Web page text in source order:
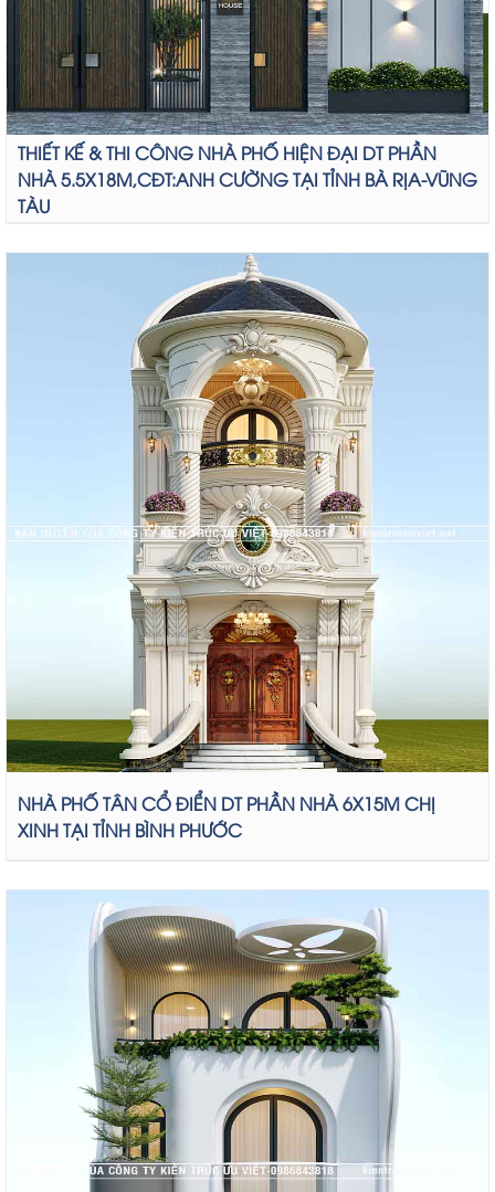
THIẾT KẾ & THI CÔNG NHÀ PHỐ HIỆN ĐẠI DT PHẦN
NHÀ 5.5X18M,CĐT:ANH CƯỜNG TẠI TỈNH BÀ RỊA-VŨNG
TÀU
NHÀ PHỐ TÂN CỔ ĐIỂN DT PHẦN NHÀ 6X15M CHỊ
XINH TẠI TỈNH BÌNH PHƯỚC